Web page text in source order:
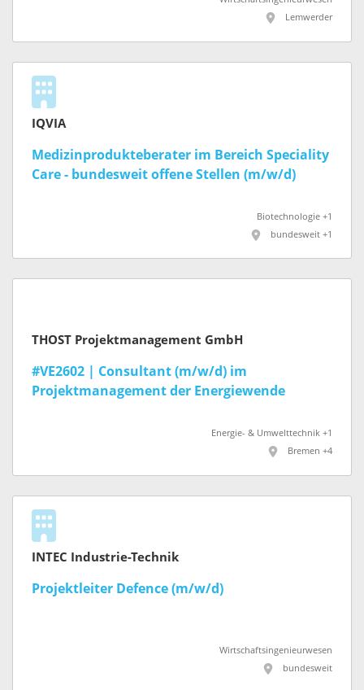
Lemwerder
IQVIA
Medizinprodukteberater im Bereich Speciality
Care - bundesweit offene Stellen (m/w/d)
Biotechnologie +1
bundesweit +1
THOST Projektmanagement GmbH
#VE2602 | Consultant (m/w/d) im
Projektmanagement der Energiewende
Energie- & Umwelttechnik +1
Bremen +4
INTEC Industrie-Technik
Projektleiter Defence (m/w/d)
Wirtschaftsingenieurwesen
bundesweit